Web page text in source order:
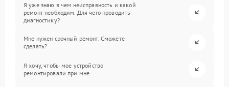
Я уже знаю в чем неисправность и какой
ремонт необходим. Для чего проводить
диагностику?
Мне нужен срочный ремонт. Сможете
сделать?
Я хочу, чтобы мое устройство
ремонтировали при мне.